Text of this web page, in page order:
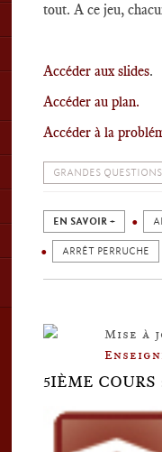
tout. A ce jeu,
Accéder aux slides.
Accéder au plan.
Accéder à la
GRANDES
EN SAVOIR +
ARRÊT PERRUCHE
Mise à
5IÈME